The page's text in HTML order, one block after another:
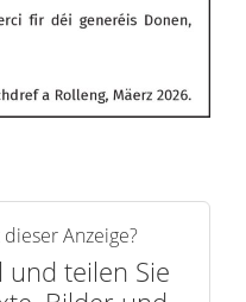
Anzeige?
teilen Sie